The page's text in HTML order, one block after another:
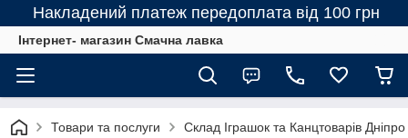
Накладений платеж передоплата від 100 грн
Інтернет- магазин Смачна лавка
Товари та послуги Склад Іграшок та Канцтоварів Дніпро